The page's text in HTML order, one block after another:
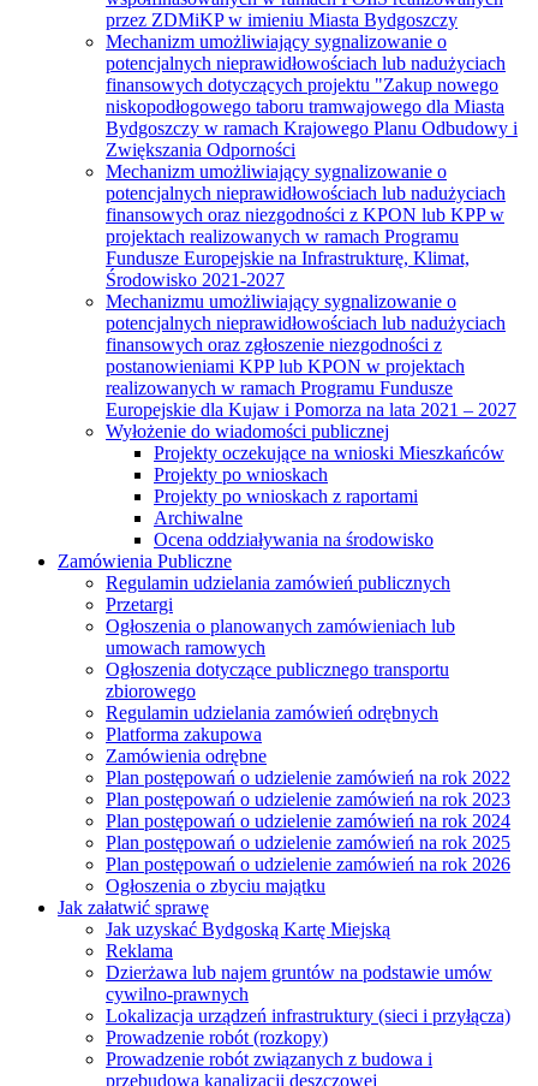
przez ZDMiKP w imieniu Miasta Bydgoszczy
Mechanizm umożliwiający sygnalizowanie o
potencjalnych nieprawidłowościach lub nadużyciach
finansowych dotyczących projektu "Zakup nowego
niskopodłogowego taboru tramwajowego dla Miasta
Bydgoszczy w ramach Krajowego Planu Odbudowy i
Zwiększania Odporności
Mechanizm umożliwiający sygnalizowanie o
potencjalnych nieprawidłowościach lub nadużyciach
finansowych oraz niezgodności z KPON lub KPP w
projektach realizowanych w ramach Programu
Fundusze Europejskie na Infrastrukturę, Klimat,
Środowisko 2021-2027
Mechanizmu umożliwiający sygnalizowanie o
potencjalnych nieprawidłowościach lub nadużyciach
finansowych oraz zgłoszenie niezgodności z
postanowieniami KPP lub KPON w projektach
realizowanych w ramach Programu Fundusze
Europejskie dla Kujaw i Pomorza na lata 2021 – 2027
Wyłożenie do wiadomości publicznej
Projekty oczekujące na wnioski Mieszkańców
Projekty po wnioskach
Projekty po wnioskach z raportami
Archiwalne
Ocena oddziaływania na środowisko
Zamówienia Publiczne
Regulamin udzielania zamówień publicznych
Przetargi
Ogłoszenia o planowanych zamówieniach lub
umowach ramowych
Ogłoszenia dotyczące publicznego transportu
zbiorowego
Regulamin udzielania zamówień odrębnych
Platforma zakupowa
Zamówienia odrębne
Plan postępowań o udzielenie zamówień na rok 2022
Plan postępowań o udzielenie zamówień na rok 2023
Plan postępowań o udzielenie zamówień na rok 2024
Plan postępowań o udzielenie zamówień na rok 2025
Plan postępowań o udzielenie zamówień na rok 2026
Ogłoszenia o zbyciu majątku
Jak załatwić sprawę
Jak uzyskać Bydgoską Kartę Miejską
Reklama
Dzierżawa lub najem gruntów na podstawie umów
cywilno-prawnych
Lokalizacja urządzeń infrastruktury (sieci i przyłącza)
Prowadzenie robót (rozkopy)
Prowadzenie robót związanych z budowa i
przebudową kanalizacji deszczowej